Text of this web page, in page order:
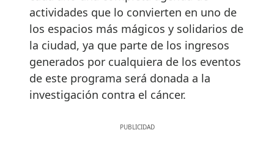
actividades que lo convierten en uno de
los espacios más mágicos y solidarios de
la ciudad, ya que parte de los ingresos
generados por cualquiera de los eventos
de este programa será donada a la
investigación contra el cáncer.